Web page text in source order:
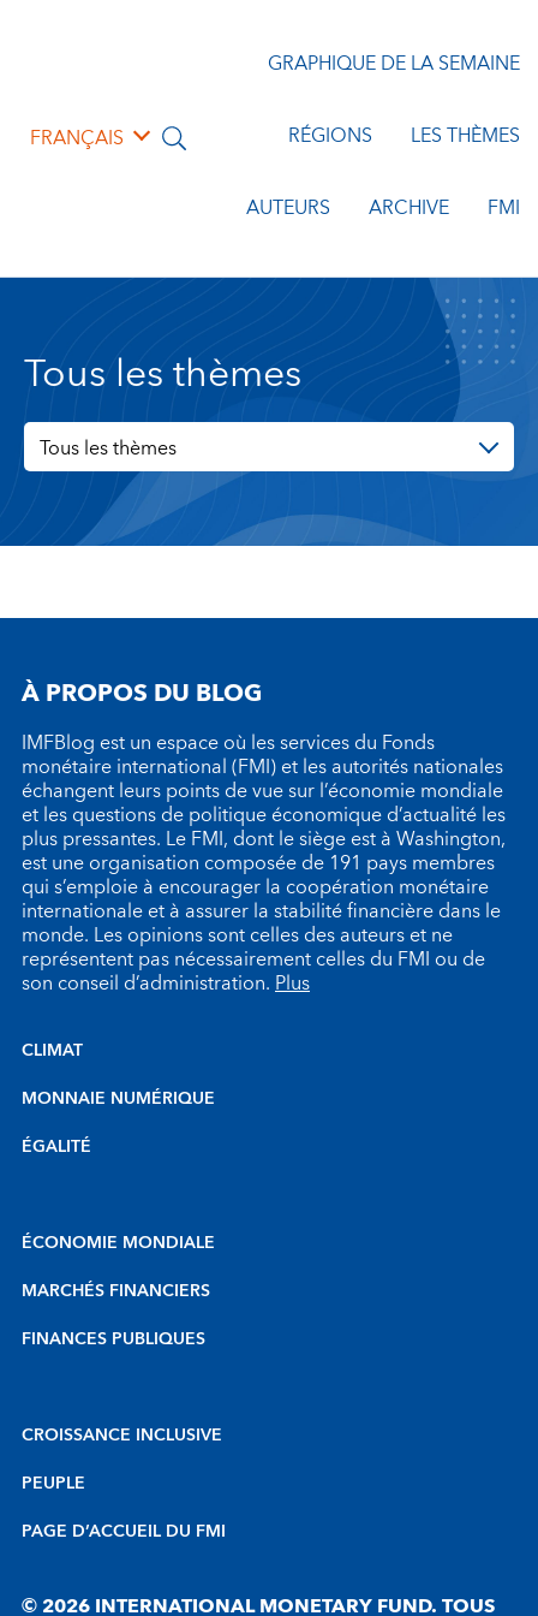
FRANÇAIS
GRAPHIQUE DE LA SEMAINE
RÉGIONS LES THÈMES
AUTEURS ARCHIVE FMI
Tous les thèmes
Tous les thèmes
À PROPOS DU BLOG
IMFBlog est un espace où les services du Fonds
monétaire international (FMI) et les autorités nationales
échangent leurs points de vue sur l’économie mondiale
et les questions de politique économique d’actualité les
plus pressantes. Le FMI, dont le siège est à Washington,
est une organisation composée de 191 pays membres
qui s’emploie à encourager la coopération monétaire
internationale et à assurer la stabilité financière dans le
monde. Les opinions sont celles des auteurs et ne
représentent pas nécessairement celles du FMI ou de
son conseil d’administration.Plus
CLIMAT
MONNAIE NUMÉRIQUE
ÉGALITÉ
ÉCONOMIE MONDIALE
MARCHÉS FINANCIERS
FINANCES PUBLIQUES
CROISSANCE INCLUSIVE
PEUPLE
PAGE D’ACCUEIL DU FMI
© 2026 INTERNATIONAL MONETARY FUND. TOUS